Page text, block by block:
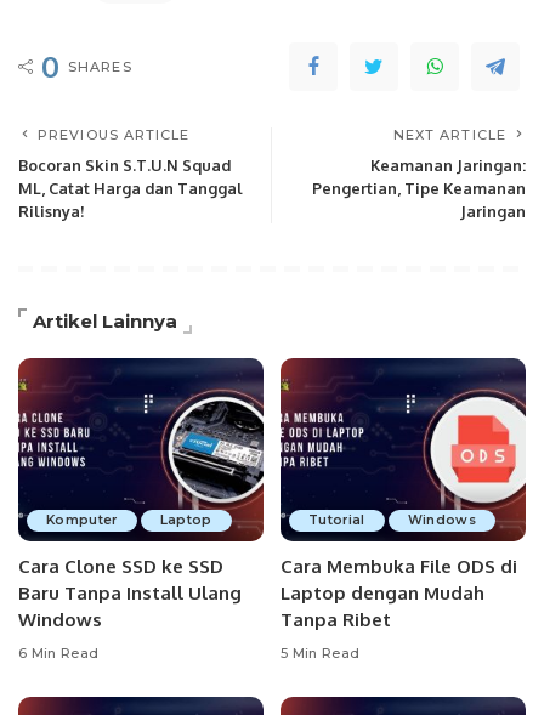
0 SHARES
PREVIOUS ARTICLE
Bocoran Skin S.T.U.N Squad
ML, Catat Harga dan Tanggal
Rilisnya!
NEXT ARTICLE
Keamanan Jaringan:
Pengertian, Tipe Keamanan
Jaringan
Artikel Lainnya
Komputer Laptop
Cara Clone SSD ke SSD
Baru Tanpa Install Ulang
Windows
6 Min Read
Tutorial Windows
Cara Membuka File ODS di
Laptop dengan Mudah
Tanpa Ribet
5 Min Read